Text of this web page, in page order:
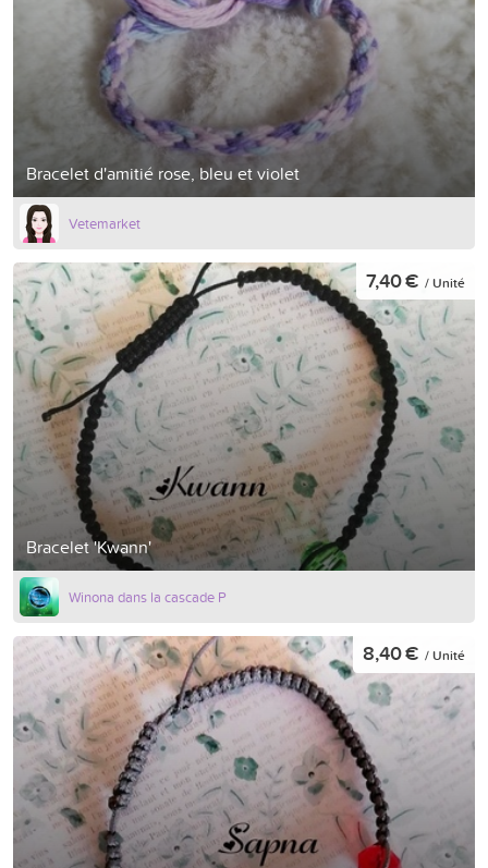
Bracelet d'amitié rose, bleu et violet
Vetemarket
Bracelet 'Kwann'
7,40 € / Unité
Winona dans la cascade P
8,40 € / Unité